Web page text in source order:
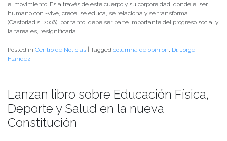
el movimiento. Es a través de este cuerpo y su corporeidad, donde el ser
humano con -vive, crece, se educa, se relaciona y se transforma
(Castoriadis, 2006), por tanto, debe ser parte importante del progreso social y
la tarea es, resignificarla.
Posted in Centro de Noticias Tagged columna de opinión, Dr. Jorge
Flández
Lanzan libro sobre Educación Física,
Deporte y Salud en la nueva
Constitución